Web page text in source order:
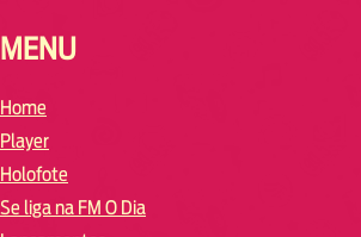
MENU
Home
Player
Holofote
Se liga na FM O Dia